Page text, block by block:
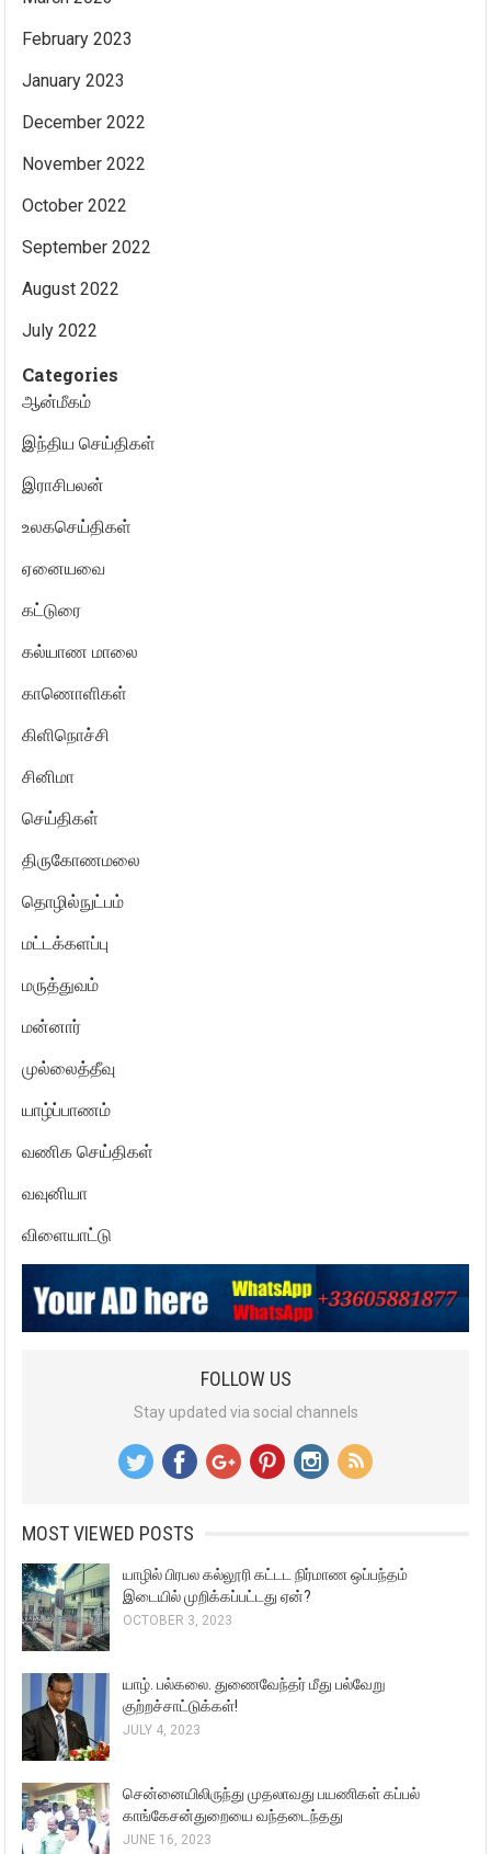
February 2023
January 2023
December 2022
November 2022
October 2022
September 2022
August 2022
July 2022
Categories
ஆன்மீகம்
இந்திய செய்திகள்
இராசிபலன்
உலகசெய்திகள்
ஏனையவை
கட்டுரை
கல்யாண மாலை
காணொளிகள்
கிளிநொச்சி
சினிமா
செய்திகள்
திருகோணமலை
தொழில்நுட்பம்
மட்டக்களப்பு
மருத்துவம்
மன்னார்
முல்லைத்தீவு
யாழ்ப்பாணம்
வணிக செய்திகள்
வவுனியா
விளையாட்டு
FOLLOW US
Stay updated via social channels
MOST VIEWED POSTS
யாழில் பிரபல கல்லூரி கட்டட நிர்மாண ஒப்பந்தம்
இடையில் முறிக்கப்பட்டது ஏன்?
OCTOBER 3, 2023
யாழ். பல்கலை. துணைவேந்தர் மீது பல்வேறு
குற்றச்சாட்டுக்கள்!
JULY 4, 2023
சென்னையிலிருந்து முதலாவது பயணிகள் கப்பல்
காங்கேசன்துறையை வந்தடைந்தது
JUNE 16, 2023